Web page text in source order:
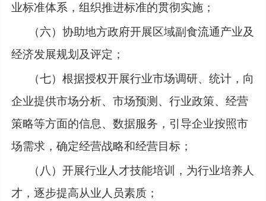
业标准体系，组织推进标准的贯彻实施；
（六）协助地方政府开展区域副食流通产业及
经济发展规划及评定；
（七）根据授权开展行业市场调研、统计，向
企业提供市场分析、市场预测、行业政策、经营
策略等方面的信息、数据服务，引导企业按照市
场需求，确定经营战略和经营目标；
（八）开展行业人才技能培训，为行业培养人
才，逐步提高从业人员素质；